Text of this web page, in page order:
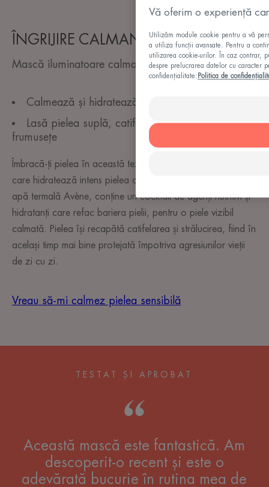
ÎNGRIJIRE CALMANTĂ
Mască iluminatoare calmantă
Calmează și hidratează intens pielea.
Lasă pielea suplă, catifelată și radiind a
frumusețe
Îmbracă-ți pielea în această textură cremoasă învăluitoare
care hidratează intens pielea obosită și sensibilă. Bogată în
apă termală Avène, conține un cocktail de agenți nutritivi și
hidratanți care refac bariera pielii, pentru o piele vizibil
calmată. Pielea își recapătă catifelarea și strălucirea, fiind în
același timp mai bine protejată împotriva agresiunilor vieții
de zi cu zi.
Vreau să-mi calmez pielea sensibilă
TESTAT ȘI APROBAT
Această mască este fantastică. Am
descoperit-o recent și este o
adevărată bucurie în rutina mea de
Vă oferim o experiență
Utilizăm module cookie pentru a vă
a utiliza funcții avansate. Pentru a
utilizarea cookie-urilor. În caz contrar,
despre prelucrarea datelor cu caracter
confidențialitate: Politica de